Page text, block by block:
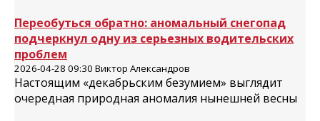
Переобуться обратно: аномальный снегопад
подчеркнул одну из серьезных водительских
проблем
2026-04-28 09:30 Виктор Александров
Настоящим «декабрьским безумием» выглядит
очередная природная аномалия нынешней весны